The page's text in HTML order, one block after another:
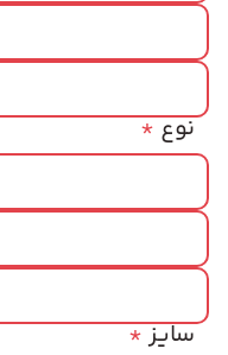
*نوع
*سایز